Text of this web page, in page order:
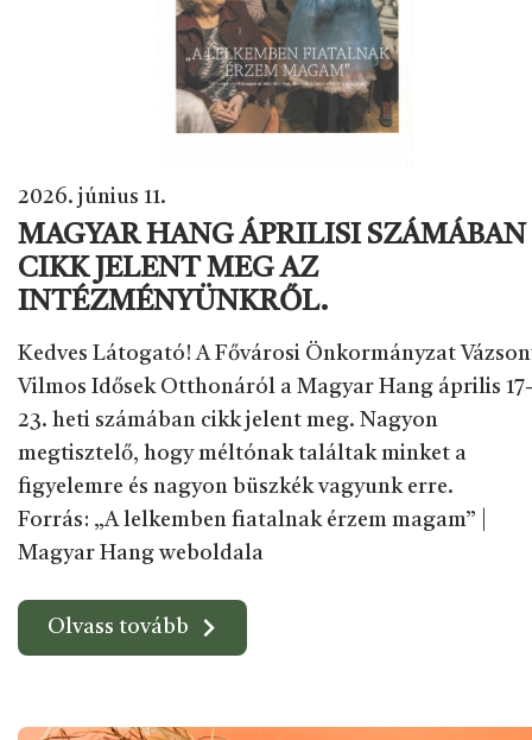
2026. június 11.
MAGYAR HANG ÁPRILISI SZÁMÁBAN
CIKK JELENT MEG AZ
INTÉZMÉNYÜNKRŐL.
Kedves Látogató! A Fővárosi Önkormányzat
Vilmos Idősek Otthonáról a Magyar Hang április 17-
23. heti számában cikk jelent meg. Nagyon
megtisztelő, hogy méltónak találtak minket a
figyelemre és nagyon büszkék vagyunk erre.
Forrás: „A lelkemben fiatalnak érzem magam” |
Magyar Hang weboldala
Olvass tovább